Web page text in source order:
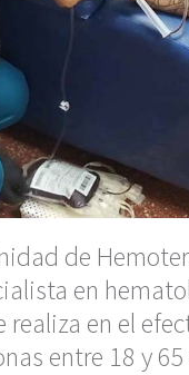
de
en
en el
entre 18 y